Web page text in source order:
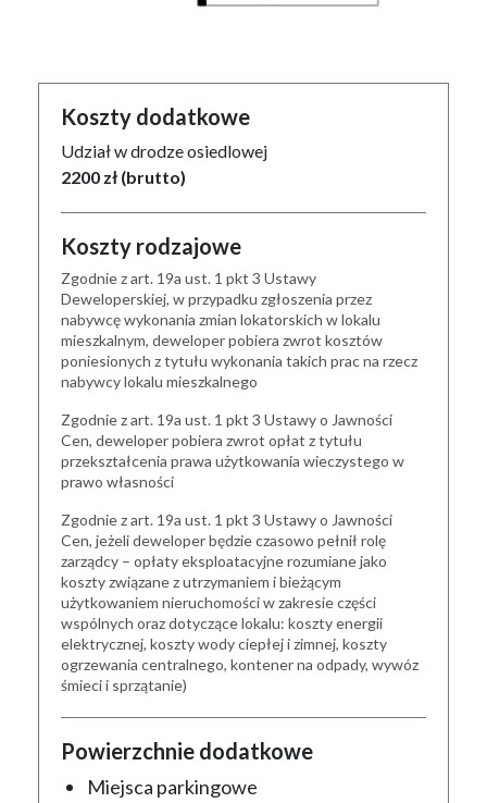
Koszty dodatkowe
Udział w drodze osiedlowej
2200 zł (brutto)
Koszty rodzajowe
Zgodnie z art. 19a ust. 1 pkt 3 Ustawy
Deweloperskiej, w przypadku zgłoszenia przez
nabywcę wykonania zmian lokatorskich w lokalu
mieszkalnym, deweloper pobiera zwrot kosztów
poniesionych z tytułu wykonania takich prac na rzecz
nabywcy lokalu mieszkalnego
Zgodnie z art. 19a ust. 1 pkt 3 Ustawy o Jawności
Cen, deweloper pobiera zwrot opłat z tytułu
przekształcenia prawa użytkowania wieczystego w
prawo własności
Zgodnie z art. 19a ust. 1 pkt 3 Ustawy o Jawności
Cen, jeżeli deweloper będzie czasowo pełnił rolę
zarządcy – opłaty eksploatacyjne rozumiane jako
koszty związane z utrzymaniem i bieżącym
użytkowaniem nieruchomości w zakresie części
wspólnych oraz dotyczące lokalu: koszty energii
elektrycznej, koszty wody ciepłej i zimnej, koszty
ogrzewania centralnego, kontener na odpady, wywóz
śmieci i sprzątanie)
Powierzchnie dodatkowe
Miejsca parkingowe